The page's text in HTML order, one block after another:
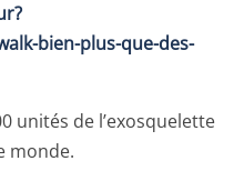
bien-plus-que-des-
unités de l’exosquelette
monde.